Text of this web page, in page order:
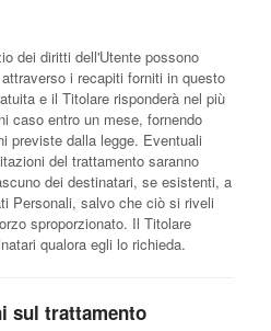
dei diritti dell'Utente possono
i recapiti forniti in questo
e il Titolare risponderà nel più
caso entro un mese, fornendo
previste dalla legge. Eventuali
del trattamento saranno
dei destinatari, se esistenti, a
Personali, salvo che ciò si riveli
sproporzionato. Il Titolare
qualora egli lo richieda.
sul trattamento